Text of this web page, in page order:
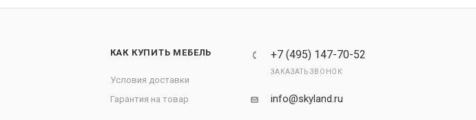
КАК КУПИТЬ МЕБЕЛЬ
Условия доставки
Гарантия на товар
+7 (495) 147-70-52
ЗАКАЗАТЬ ЗВОНОК
info@skyland.ru